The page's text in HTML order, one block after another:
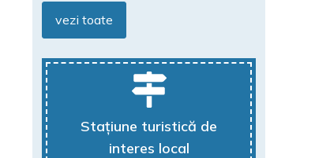
vezi toate
Stațiune turistică de
interes local